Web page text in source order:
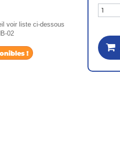
voir liste ci-dessous
02
!